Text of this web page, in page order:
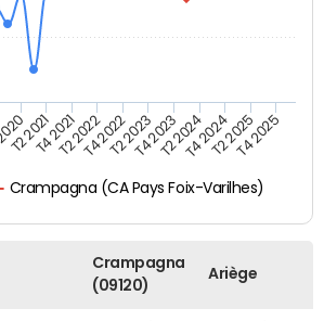
Crampagna (CA Pays Foix-Varilhes)
T2 2021T4 2021T2 2022T4 2022T2 2023T4 2023T2 2024T4 2024T2 2025T4 2025
Crampagna
(09120)
Ariège